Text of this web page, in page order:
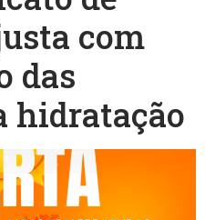
com
das
hidratação